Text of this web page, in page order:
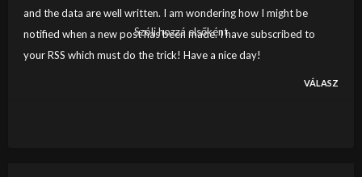
and the data are well written. I am wondering how I might be
notified when a new post has been made. I have subscribed to
your RSS which must do the trick! Have a nice day!
VÁLASZ
Szólj hozzá elsőként